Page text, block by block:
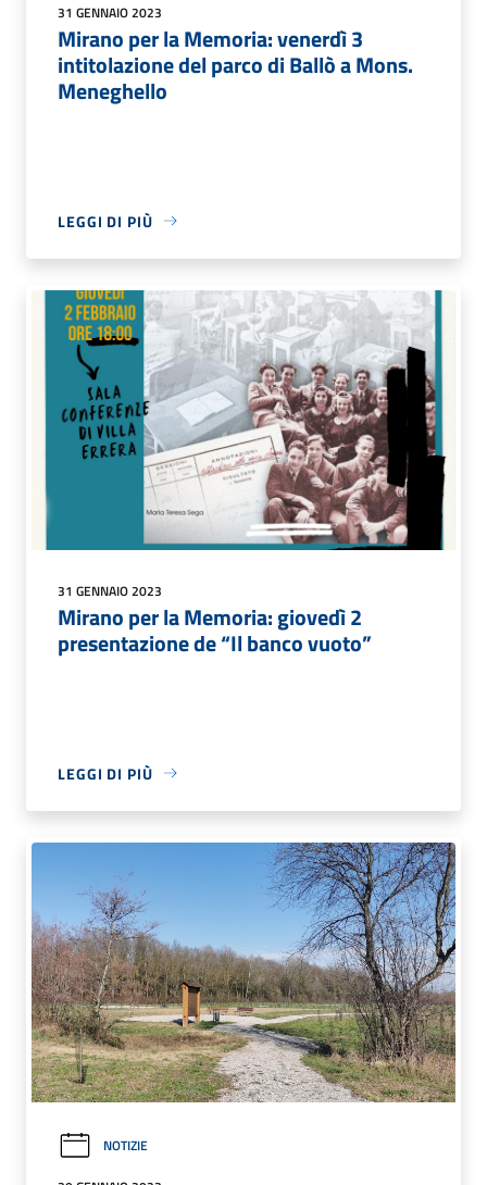
31 GENNAIO 2023
Mirano per la Memoria: venerdì 3
intitolazione del parco di Ballò a Mons.
Meneghello
LEGGI DI PIÙ
31 GENNAIO 2023
Mirano per la Memoria: giovedì 2
presentazione de “Il banco vuoto”
LEGGI DI PIÙ
NOTIZIE